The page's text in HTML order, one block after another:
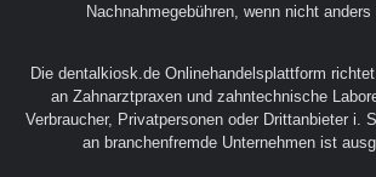
Nachnahmegebühren, wenn nicht anders
Die dentalkiosk.de Onlinehandelsplattform
an Zahnarztpraxen und zahntechnische
Verbraucher, Privatpersonen oder Drittanbieter i.
an branchenfremde Unternehmen ist